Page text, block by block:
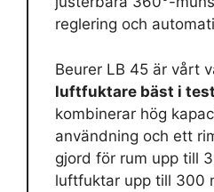
reglering och
Beurer LB 45 är vårt
luftfuktare bäst i test
kombinerar hög
användning och ett
gjord för rum upp till
luftfuktar upp till 300